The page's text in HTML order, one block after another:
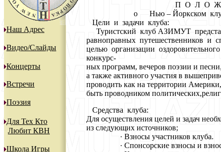
Наш Адрес
Видео/Слайды
Концерты
Встречи
Поэзия
Для Тех Кто
Любит КВН
Школа Игры
П О Л О Ж Е
о Нью – Йоркском клубе
Цели и задачи клуба:
Туристский клуб АЗИМУТ
равноправных путешественников и
целью организации
конкурс-
ных программ, вечеров поэзии и
а также активного участия в
проводить как на территории
быть проводником
Средства клуба:
Для осуществления целей и задач
из следующих источников;
· Взносы участников клуба.
· Спонсорские взносы и взносы